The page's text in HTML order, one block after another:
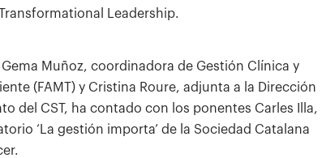
Leadership.
Muñoz, coordinadora de Gestión Clínica y
(FAMT) y Cristina Roure, adjunta a la Dirección
del CST, ha contado con los ponentes Carles Illa,
‘La gestión importa’ de la Sociedad Catalana